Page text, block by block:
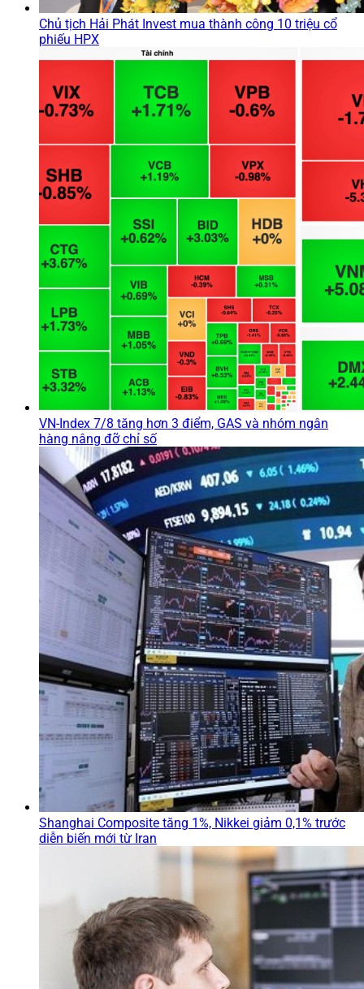
Chủ tịch Hải Phát Invest mua thành công 10 triệu cổ
phiếu HPX
VN-Index 7/8 tăng hơn 3 điểm, GAS và nhóm ngân
hàng nâng đỡ chỉ số
Shanghai Composite tăng 1%, Nikkei giảm 0,1% trước
diễn biến mới từ Iran